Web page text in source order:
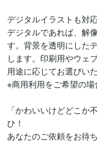
デジタルイラストも対
デジタルであれば、解
す。背景を透明にした
します。印刷用やウェ
用途に応じてお選びい
※商用利用をご希望の場
「かわいいけどどこか
ひ！
あなたのご依頼をお待